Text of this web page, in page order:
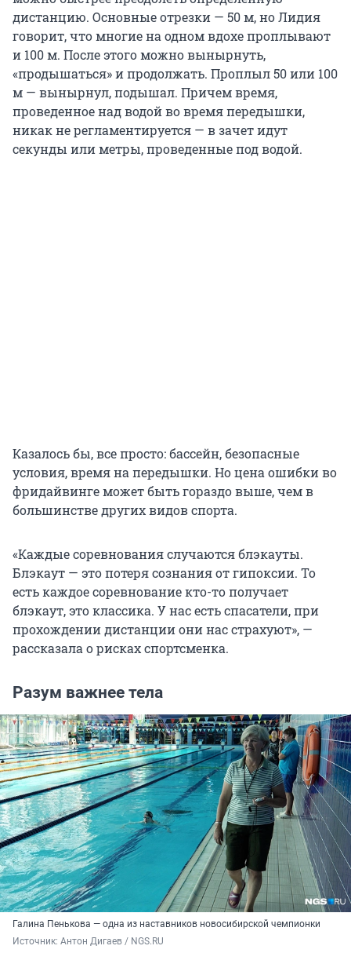
дистанцию. Основные отрезки — 50 м, но Лидия
говорит, что многие на одном вдохе проплывают
и 100 м. После этого можно вынырнуть,
«продышаться» и продолжать. Проплыл 50 или 100
м — вынырнул, подышал. Причем время,
проведенное над водой во время передышки,
никак не регламентируется — в зачет идут
секунды или метры, проведенные под водой.
Казалось бы, все просто: бассейн, безопасные
условия, время на передышки. Но цена ошибки во
фридайвинге может быть гораздо выше, чем в
большинстве других видов спорта.
«Каждые соревнования случаются блэкауты.
Блэкаут — это потеря сознания от гипоксии. То
есть каждое соревнование кто-то получает
блэкаут, это классика. У нас есть спасатели, при
прохождении дистанции они нас страхуют», —
рассказала о рисках спортсменка.
Разум важнее тела
Галина Пенькова — одна из наставников новосибирской чемпионки
Источник: Антон Дигаев / NGS.RU